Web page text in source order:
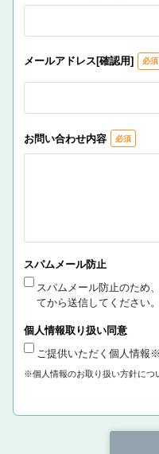
メールアドレス[確認用]
お問い合わせ内容
スパムメール防止
スパムメール防止のため
てから送信してください。
個人情報取り扱い同意
ご提供いただく個人情報
※個人情報のお取り扱い方針につ